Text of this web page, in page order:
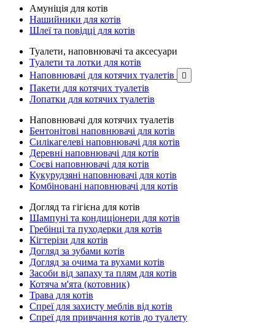
Амуніція для котів
Нашийники для котів
Шлеї та повідці для котів
Туалети, наповнювачі та аксесуари
Туалети та лотки для котів
Наповнювачі для котячих туалетів

Пакети для котячих туалетів
Лопатки для котячих туалетів
Наповнювачі для котячих туалетів
Бентонітові наповнювачі для котів
Силікагелеві наповнювачі для котів
Деревні наповнювачі для котів
Соєві наповнювачі для котів
Кукурудзяні наповнювачі для котів
Комбіновані наповнювачі для котів
Догляд та гігієна для котів
Шампуні та кондиціонери для котів
Гребінці та пуходерки для котів
Кігтерізи для котів
Догляд за зубами котів
Догляд за очима та вухами котів
Засоби від запаху та плям для котів
Котяча м'ята (котовник)
Трава для котів
Спреї для захисту меблів від котів
Спреї для привчання котів до туалету